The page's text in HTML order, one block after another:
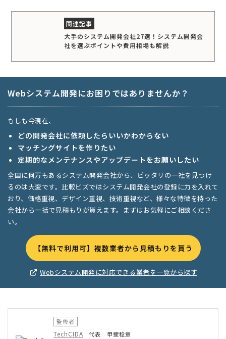
大手のシステム開発会社27選！システム開発会
社を選ぶポイントや費用相場も解説
Webシステム開発にお困りではありませんか？
もしも今現在、
どの開発会社に依頼したらいいかわからない
マッチングサイトを作りたい
定期的なメンテナンスやアップデートをお願いしたい
全国に何万もあるシステム開発会社から、ピッタリの一社を見つけ
るのは大変です。比較ビズではシステム開発会社の登録に力を入れて
おり、価格重視、デザイン重視、技術重視など、様々な特徴を持った
会社から一括で見積もりが貰えます。まずはお気軽にご相談くださ
い。
【無料で利用可】複数業者から見積もりを貰う
Webシステム開発に対応できる業者を一覧から探す
監修者
TechCIDA 代表 甲斐稔章